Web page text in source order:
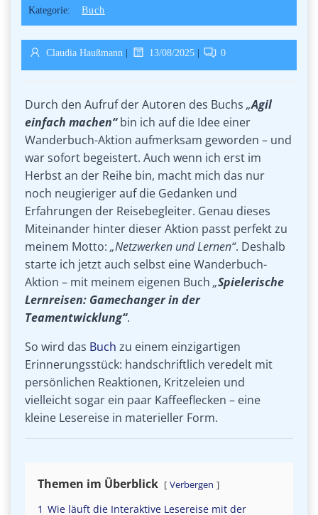
Kategorie: Buch
Claudia Haußmann 13/08/2025 0
Durch den Aufruf der Autoren des Buchs „Agil
einfach machen“bin ich auf die Idee einer
Wanderbuch-Aktion aufmerksam geworden – und
war sofort begeistert. Auch wenn ich erst im
Herbst an der Reihe bin, macht mich das nur
noch neugieriger auf die Gedanken und
Erfahrungen der Reisebegleiter. Genau dieses
Miteinander hinter dieser Aktion passt perfekt zu
meinem Motto: „Netzwerken und Lernen“. Deshalb
starte ich jetzt auch selbst eine Wanderbuch-
Aktion – mit meinem eigenen Buch „Spielerische
Lernreisen: Gamechanger in der
Teamentwicklung“.
So wird das Buch zu einem einzigartigen
Erinnerungsstück: handschriftlich veredelt mit
persönlichen Reaktionen, Kritzeleien und
vielleicht sogar ein paar Kaffeeflecken – eine
kleine Lesereise in materieller Form.
Themen im Überblick Verbergen
1 Wie läuft die Interaktive Lesereise mit der